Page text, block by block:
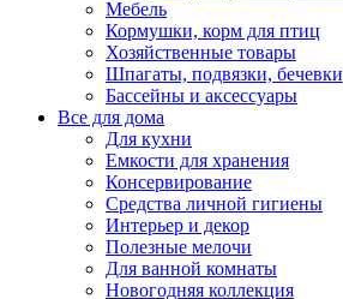
Мебель
Кормушки, корм для птиц
Хозяйственные товары
Шпагаты, подвязки, бечевки
Бассейны и аксессуары
Все для дома
Для кухни
Емкости для хранения
Консервирование
Средства личной гигиены
Интерьер и декор
Полезные мелочи
Для ванной комнаты
Новогодняя коллекция